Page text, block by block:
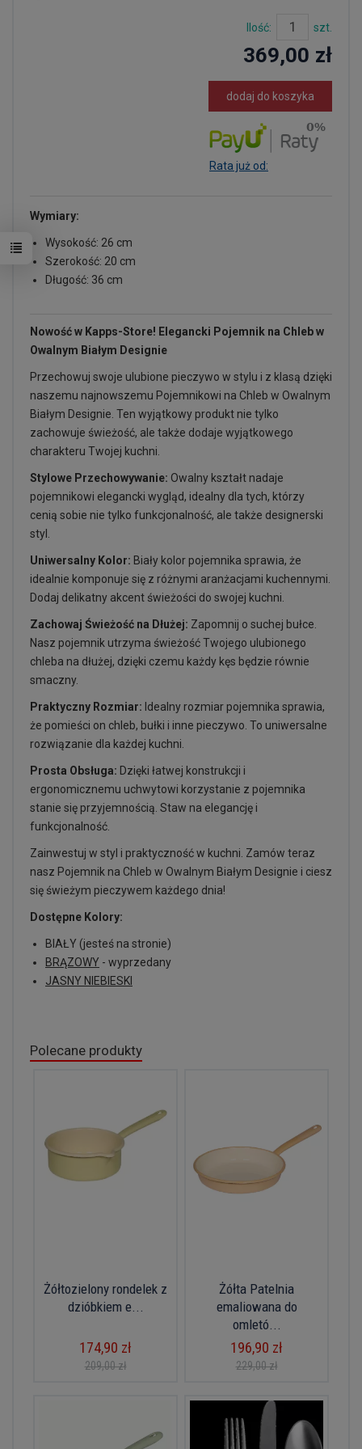
Ilość: szt.
369,00 zł
dodaj do koszyka
Rata już od:
Wymiary:
Wysokość: 26 cm
Szerokość: 20 cm
Długość: 36 cm
Nowość w Kapps-Store! Elegancki Pojemnik na Chleb w
Owalnym Białym Designie
Przechowuj swoje ulubione pieczywo w stylu i z klasą dzięki
naszemu najnowszemu Pojemnikowi na Chleb w Owalnym
Białym Designie. Ten wyjątkowy produkt nie tylko
zachowuje świeżość, ale także dodaje wyjątkowego
charakteru Twojej kuchni.
Stylowe Przechowywanie: Owalny kształt nadaje
pojemnikowi elegancki wygląd, idealny dla tych, którzy
cenią sobie nie tylko funkcjonalność, ale także designerski
styl.
Uniwersalny Kolor: Biały kolor pojemnika sprawia, że
idealnie komponuje się z różnymi aranżacjami kuchennymi.
Dodaj delikatny akcent świeżości do swojej kuchni.
Zachowaj Świeżość na Dłużej: Zapomnij o suchej bułce.
Nasz pojemnik utrzyma świeżość Twojego ulubionego
chleba na dłużej, dzięki czemu każdy kęs będzie równie
smaczny.
Praktyczny Rozmiar: Idealny rozmiar pojemnika sprawia,
że pomieści on chleb, bułki i inne pieczywo. To uniwersalne
rozwiązanie dla każdej kuchni.
Prosta Obsługa: Dzięki łatwej konstrukcji i
ergonomicznemu uchwytowi korzystanie z pojemnika
stanie się przyjemnością. Staw na elegancję i
funkcjonalność.
Zainwestuj w styl i praktyczność w kuchni. Zamów teraz
nasz Pojemnik na Chleb w Owalnym Białym Designie i ciesz
się świeżym pieczywem każdego dnia!
Dostępne Kolory:
BIAŁY (jesteś na stronie)
BRĄZOWY - wyprzedany
JASNY NIEBIESKI
Polecane produkty
Żółtozielony rondelek z
dzióbkiem e...
174,90 zł
209,00 zł
Żółta Patelnia
emaliowana do
omletó...
196,90 zł
229,00 zł